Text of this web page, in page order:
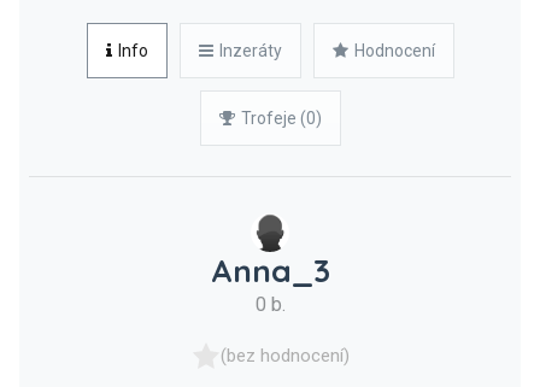
Info Inzeráty Hodnocení
Trofeje (0)
Anna_3
0 b.
(bez hodnocení)